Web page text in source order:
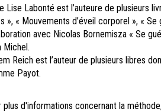
Lise Labonté est l’auteure de plusieurs
», « Mouvements d’éveil corporel », «
avec Nicolas Bornemisza « Se
Michel.
Reich est l’auteur de plusieurs libres
Payot.
plus d'informations concernant la